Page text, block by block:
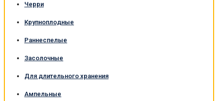
Черри
Крупноплодные
Раннеспелые
Засолочные
Для длительного хранения
Ампельные